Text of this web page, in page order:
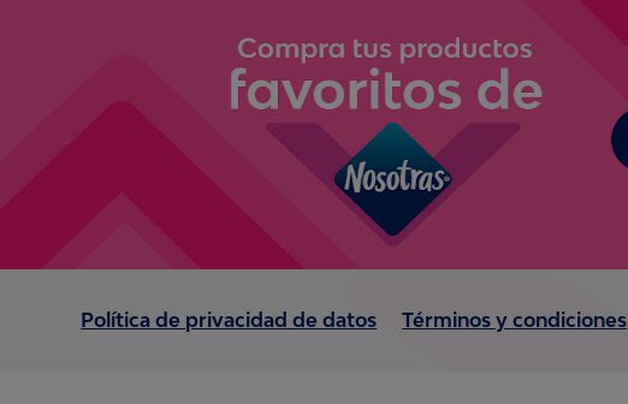
Política de privacidad de datos Términos y condiciones